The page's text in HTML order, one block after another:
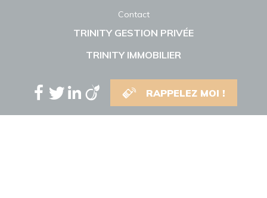
Contact
TRINITY GESTION PRIVÉE
TRINITY IMMOBILIER
RAPPELEZ MOI !